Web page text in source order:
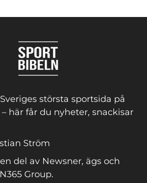
största sportsida på
här får du nyheter, snackisar
Ström
del av Newsner, ägs och
Group.